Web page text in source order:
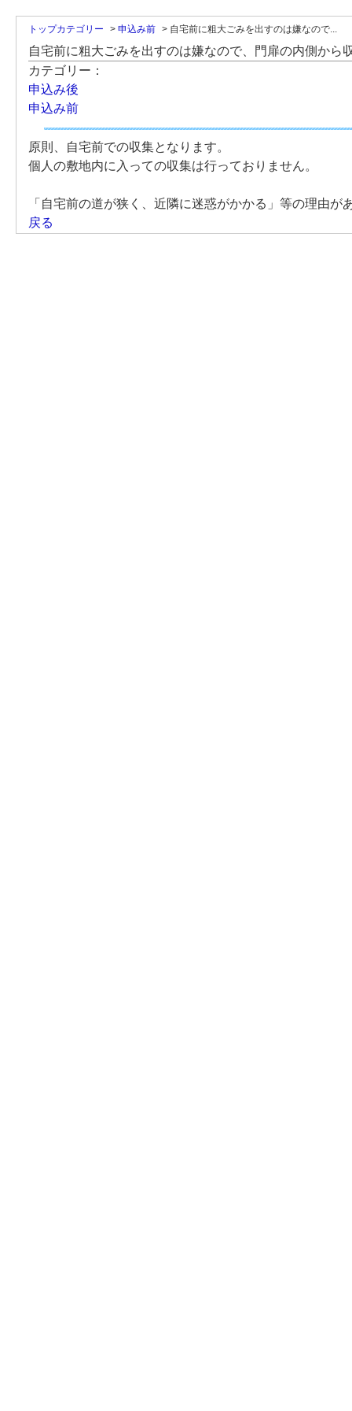
トップカテゴリー > 申込み前 > 自宅前に粗大ごみを出すのは嫌なので...
自宅前に粗大ごみを出すのは嫌なので、門扉の内側から
カテゴリー：
申込み後
申込み前
原則、自宅前での収集となります。
個人の敷地内に入っての収集は行っておりません。
「自宅前の道が狭く、近隣に迷惑がかかる」等の理由が
戻る